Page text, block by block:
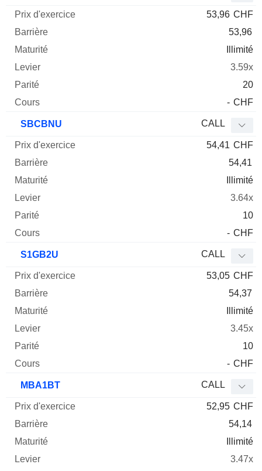
53,96 CHF
53,96
Illimité
3.59x
20
- CHF
SBCBNU CALL
54,41 CHF
54,41
Illimité
3.64x
10
- CHF
S1GB2U CALL
53,05 CHF
54,37
Illimité
3.45x
10
- CHF
MBA1BT CALL
52,95 CHF
54,14
Illimité
3.47x